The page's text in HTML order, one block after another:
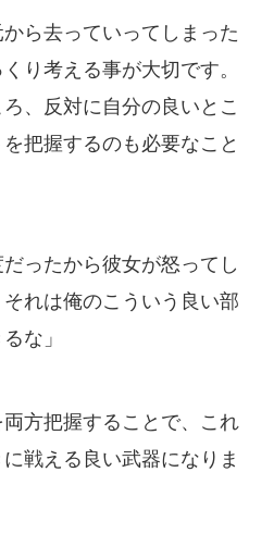
ら去っていってしまった
り考える事が大切です。
、反対に自分の良いとこ
把握するのも必要なこと
だったから彼女が怒ってし
れは俺のこういう良い部
な」
方把握することで、これ
戦える良い武器になりま